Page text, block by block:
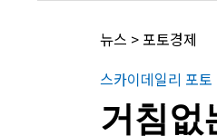
뉴스 > 포토경제
스카이데일리 포토
거침없